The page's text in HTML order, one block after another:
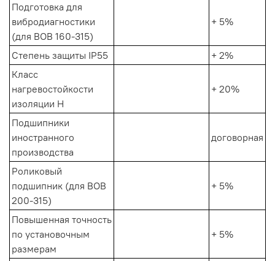
Подготовка для
вибродиагностики
(для ВОВ 160-315)
+ 5%
Степень защиты IP55
+ 2%
Класс
нагревостойкости
изоляции Н
+ 20%
Подшипники
иностранного
производства
договорная
Роликовый
подшипник (для ВОВ
200-315)
+ 5%
Повышенная точность
по установочным
размерам
+ 5%